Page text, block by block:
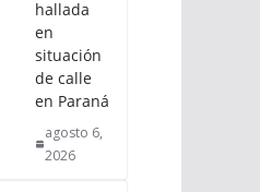
hallada
en
situación
de calle
en Paraná
agosto 6,
2026